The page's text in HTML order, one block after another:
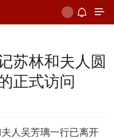
苏林和夫人圆
正式访问
人吴芳璃一行已离开